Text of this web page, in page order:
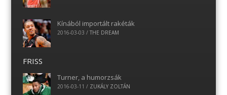
Kínából importált rakéták
2016-03-03 / THE DREAM
FRISS
Turner, a humorzsák
2016-03-11 / ZUKÁLY ZOLTÁN